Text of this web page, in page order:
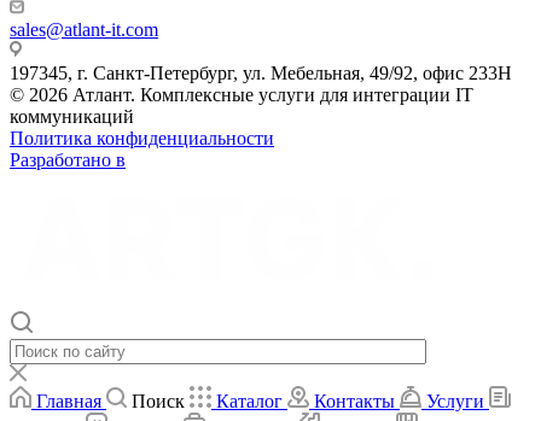
sales@atlant-it.com
197345, г. Санкт-Петербург, ул. Мебельная, 49/92, офис 233Н
© 2026 Атлант. Комплексные услуги для интеграции IT
коммуникаций
Политика конфиденциальности
Разработано в
Главная Поиск Каталог Контакты
Услуги